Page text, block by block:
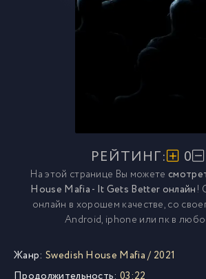
РЕЙТИНГ: 0
На этой странице Вы можете
House Mafia - It Gets Better онлайн!
онлайн в хорошем качестве, со
Android, iphone или пк в
Жанр: Swedish House Mafia/ 2021